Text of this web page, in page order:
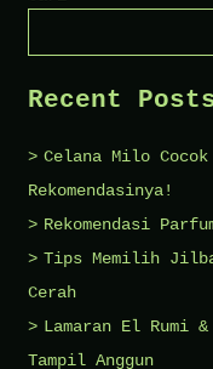
Recent
Celana Milo
Rekomendasinya!
Rekomendasi
Tips Memilih
Cerah
Lamaran El Rumi
Tampil Anggun